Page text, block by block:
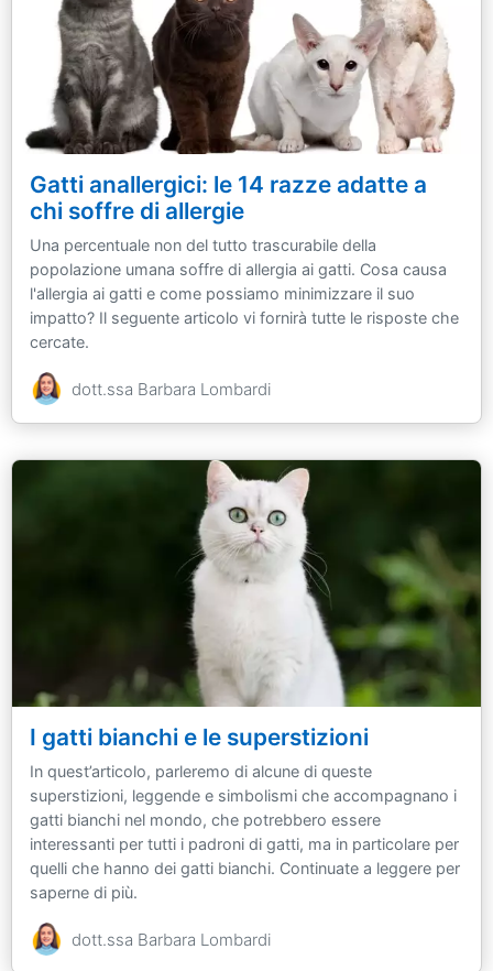
Gatti anallergici: le 14 razze adatte a
chi soffre di allergie
Una percentuale non del tutto trascurabile della
popolazione umana soffre di allergia ai gatti. Cosa causa
l'allergia ai gatti e come possiamo minimizzare il suo
impatto? Il seguente articolo vi fornirà tutte le risposte che
cercate.
dott.ssa Barbara Lombardi
I gatti bianchi e le superstizioni
In quest’articolo, parleremo di alcune di queste
superstizioni, leggende e simbolismi che accompagnano i
gatti bianchi nel mondo, che potrebbero essere
interessanti per tutti i padroni di gatti, ma in particolare per
quelli che hanno dei gatti bianchi. Continuate a leggere per
saperne di più.
dott.ssa Barbara Lombardi